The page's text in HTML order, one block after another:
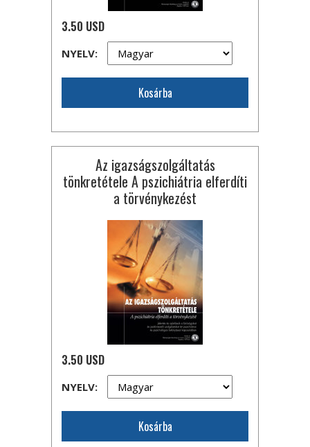
3.50 USD
NYELV:
Kosárba
Az igazságszolgáltatás
tönkretétele A pszichiátria elferdíti
a törvénykezést
3.50 USD
NYELV:
Kosárba